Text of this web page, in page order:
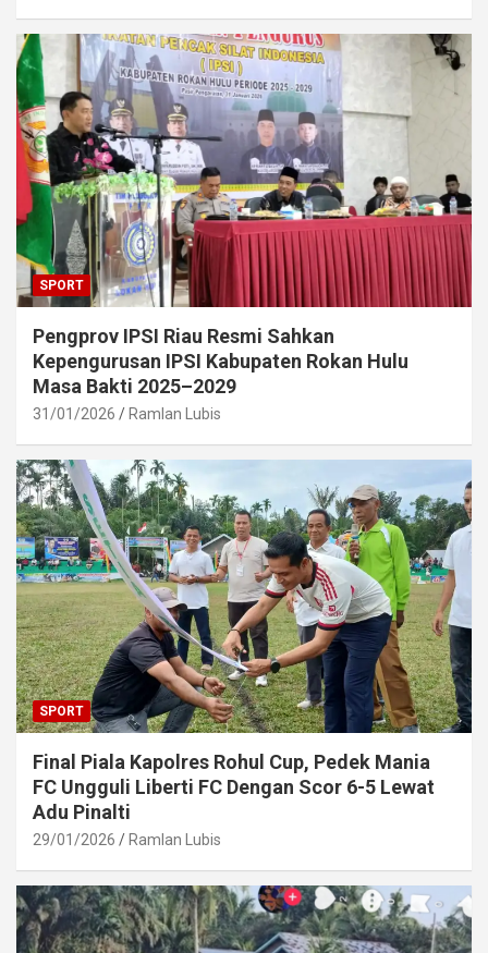
SPORT
Pengprov IPSI Riau Resmi Sahkan
Kepengurusan IPSI Kabupaten Rokan Hulu
Masa Bakti 2025–2029
31/01/2026 Ramlan Lubis
SPORT
Final Piala Kapolres Rohul Cup, Pedek Mania
FC Ungguli Liberti FC Dengan Scor 6-5 Lewat
Adu Pinalti
29/01/2026 Ramlan Lubis